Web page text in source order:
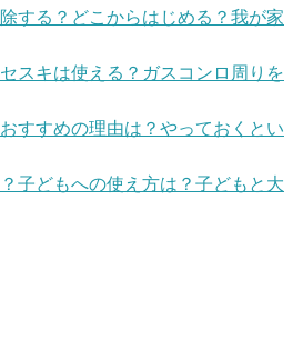
する？どこからはじめる？我が家
スキは使える？ガスコンロ周りを
すすめの理由は？やっておくとい
子どもへの使え方は？子どもと大